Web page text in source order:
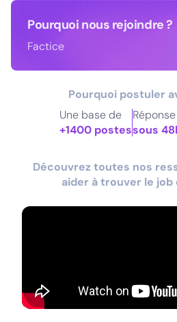
Pourquoi nous rejoindre ?
Factice
Pourquoi postuler
Une base de
+1400 postes
Réponse
sous
Découvrez toutes nos
aider à trouver le job